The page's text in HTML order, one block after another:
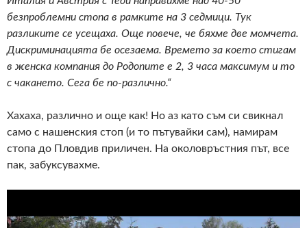
безпроблемни стопа в рамките на 3 седмици. Тук
разликите се усещаха. Още повече, че бяхме две момчета.
Дискриминацията бе осезаема. Времето за което стигам
в женска компания до Родопите е 2, 3 часа максимум и то
с чакането. Сега бе по-различно.“
Хахаха, различно и още как! Но аз като съм си свикнал
само с нашенския стоп (и то пътувайки сам), намирам
стопа до Пловдив приличен. На околовръстния път, все
пак, забуксувахме.